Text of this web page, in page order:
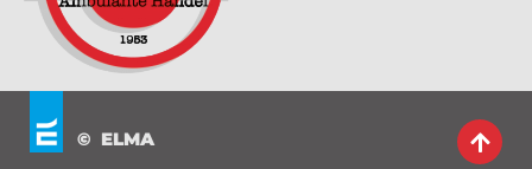
© ELMA